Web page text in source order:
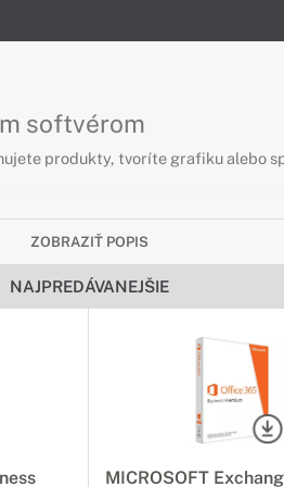
softvérom
produkty, tvoríte grafiku alebo
ZOBRAZIŤ POPIS
NAJPREDÁVANEJŠIE
MICROSOFT